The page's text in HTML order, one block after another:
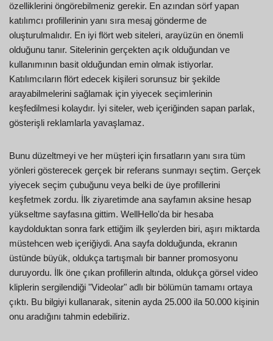
özelliklerini öngörebilmeniz gerekir. En azından sörf yapan
katılımcı profillerinin yanı sıra mesaj gönderme de
oluşturulmalıdır. En iyi flört web siteleri, arayüzün en önemli
olduğunu tanır. Sitelerinin gerçekten açık olduğundan ve
kullanımının basit olduğundan emin olmak istiyorlar.
Katılımcıların flört edecek kişileri sorunsuz bir şekilde
arayabilmelerini sağlamak için yiyecek seçimlerinin
keşfedilmesi kolaydır. İyi siteler, web içeriğinden sapan parlak,
gösterişli reklamlarla yavaşlamaz.
Bunu düzeltmeyi ve her müşteri için fırsatların yanı sıra tüm
yönleri gösterecek gerçek bir referans sunmayı seçtim. Gerçek
yiyecek seçim çubuğunu veya belki de üye profillerini
keşfetmek zordu. İlk ziyaretimde ana sayfamın aksine hesap
yükseltme sayfasına gittim. WellHello'da bir hesaba
kaydolduktan sonra fark ettiğim ilk şeylerden biri, aşırı miktarda
müstehcen web içeriğiydi. Ana sayfa dolduğunda, ekranın
üstünde büyük, oldukça tartışmalı bir banner promosyonu
duruyordu. İlk öne çıkan profillerin altında, oldukça görsel video
kliplerin sergilendiği "Videolar" adlı bir bölümün tamamı ortaya
çıktı. Bu bilgiyi kullanarak, sitenin ayda 25.000 ila 50.000 kişinin
onu aradığını tahmin edebiliriz.